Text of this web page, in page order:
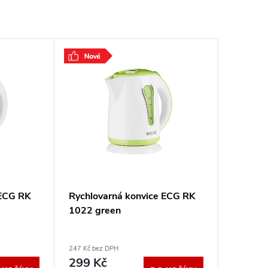
RK
Rychlovarná konvice ECG RK
1022 green
247 Kč bez DPH
299 Kč